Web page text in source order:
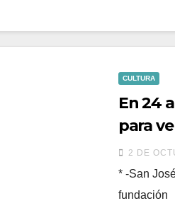
CULTURA
En 24
para
2 DE
* -San
fundación